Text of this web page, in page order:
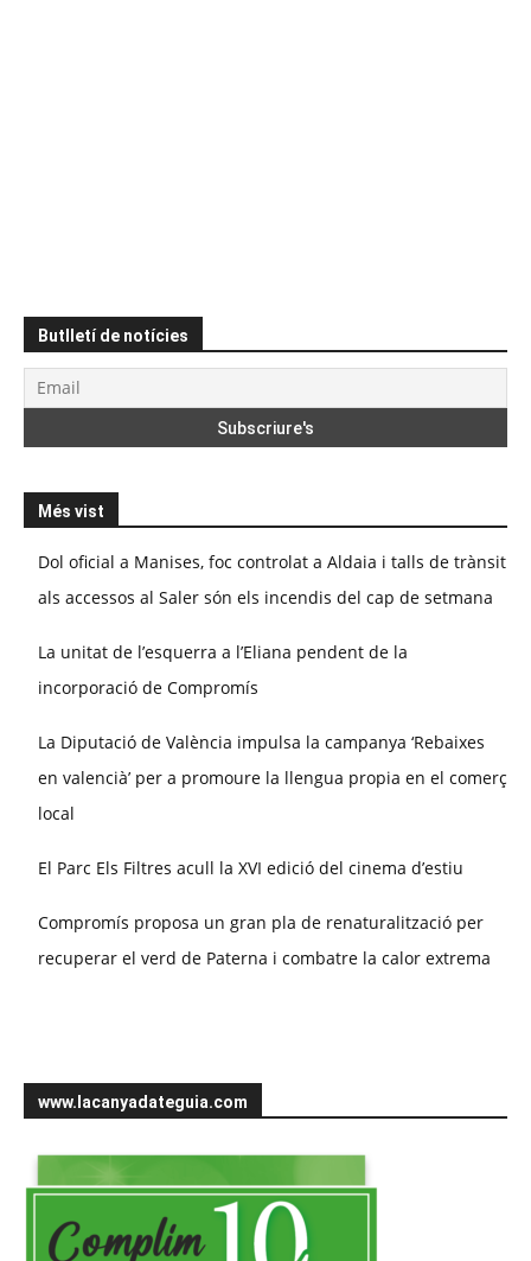
Butlletí de notícies
Més vist
Dol oficial a Manises, foc controlat a Aldaia i talls de trànsit
als accessos al Saler són els incendis del cap de setmana
La unitat de l’esquerra a l’Eliana pendent de la
incorporació de Compromís
La Diputació de València impulsa la campanya ‘Rebaixes
en valencià’ per a promoure la llengua propia en el comerç
local
El Parc Els Filtres acull la XVI edició del cinema d’estiu
Compromís proposa un gran pla de renaturalització per
recuperar el verd de Paterna i combatre la calor extrema
www.lacanyadateguia.com